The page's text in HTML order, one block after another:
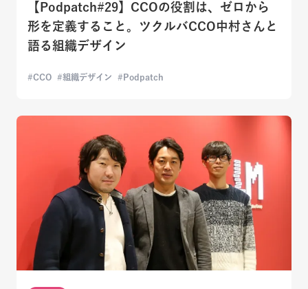
【Podpatch#29】CCOの役割は、ゼロから
形を定義すること。ツクルバCCO中村さんと
語る組織デザイン
CCO 組織デザイン Podpatch